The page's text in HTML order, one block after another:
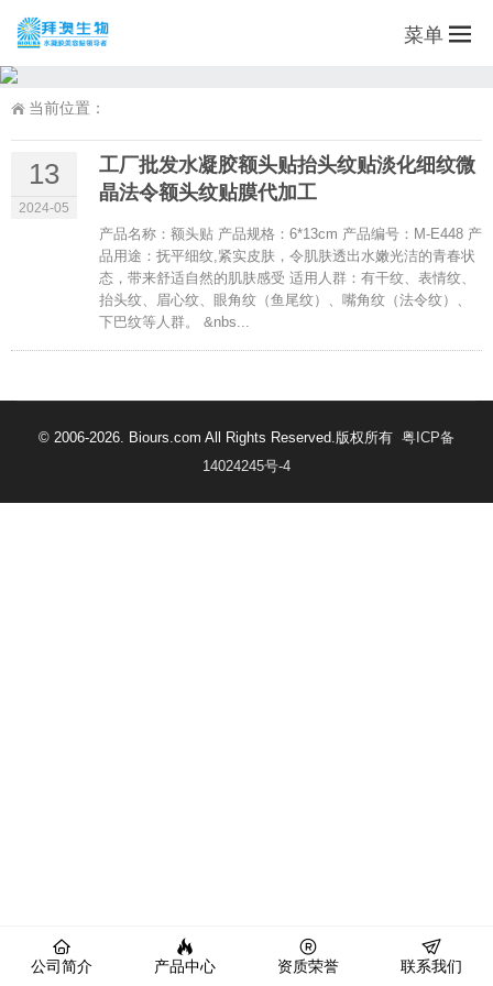
菜单
当前位置：
13
2024-05
工厂批发水凝胶额头贴抬头纹贴淡化细纹微
晶法令额头纹贴膜代加工
产品名称：额头贴 产品规格：6*13cm 产品编号：M-E448 产
品用途：抚平细纹,紧实皮肤，令肌肤透出水嫩光洁的青春状
态，带来舒适自然的肌肤感受 适用人群：有干纹、表情纹、
抬头纹、眉心纹、眼角纹（鱼尾纹）、嘴角纹（法令纹）、
下巴纹等人群。 &nbs...
© 2006-2026. Biours.com All Rights Reserved.版权所有 粤ICP备
14024245号-4
公司简介 产品中心 资质荣誉 联系我们